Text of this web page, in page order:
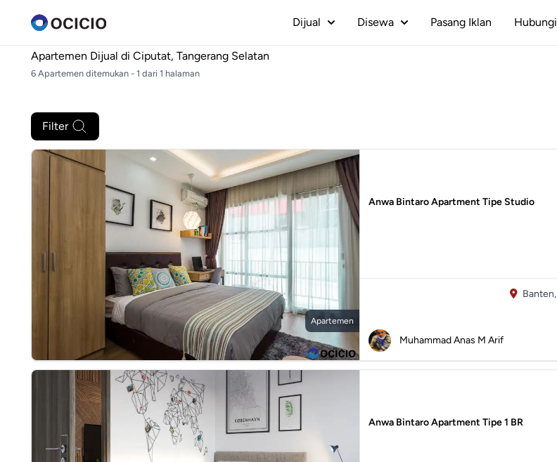
Dijual Disewa Pasang Iklan Hubungi
Apartemen Dijual di Ciputat, Tangerang Selatan
6 Apartemen ditemukan - 1 dari 1 halaman
Filter
Apartemen
Anwa Bintaro Apartment Tipe Studio
Banten,
Muhammad Anas M Arif
Anwa Bintaro Apartment Tipe 1 BR